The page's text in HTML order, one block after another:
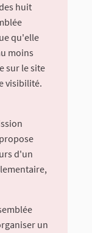
huit
qu'elle
moins
sur le site
visibilité.
d'un
un